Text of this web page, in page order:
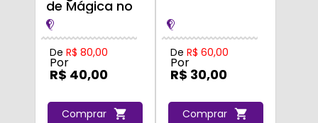
de Mágica no
Teatro Mooca
De R$ 80,00
Por
R$ 40,00
Comprar
De R$ 60,00
Por
R$ 30,00
Comprar